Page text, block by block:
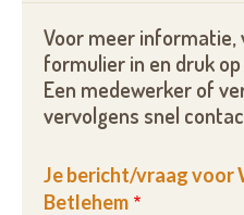
Voor meer informatie,
formulier in en druk
Een medewerker of
vervolgens snel
Je bericht/vraag voor
Betlehem